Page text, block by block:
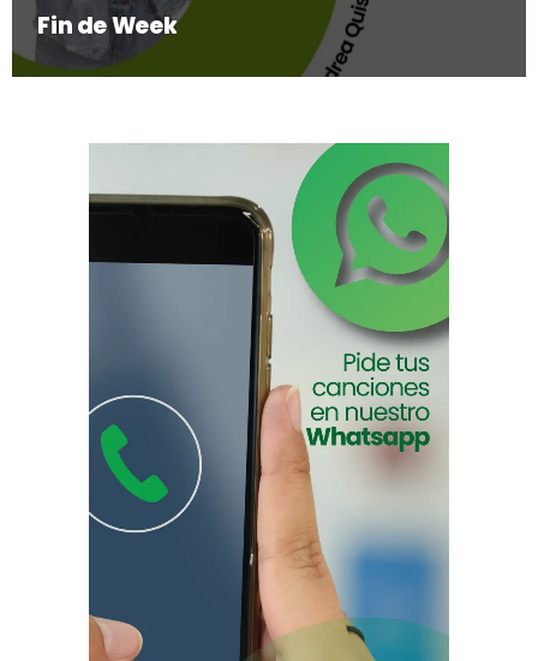
Fin de Week